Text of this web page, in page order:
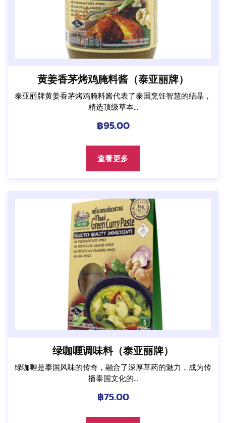
黄姜香茅烤鸡腌料酱（泰亚丽牌）
泰亚丽牌黄姜香茅烤鸡腌料酱代表了泰国烹饪智慧的结晶，
精选顶级草本...
฿95.00
查看更多
绿咖喱调味料（泰亚丽牌）
绿咖喱是泰国风味的传奇，融合了深厚草药的魅力，成为传
播泰国文化的...
฿75.00